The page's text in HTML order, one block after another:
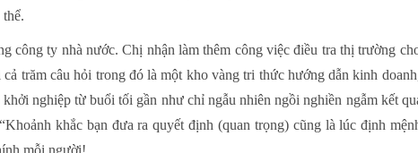
công ty nhà nước. Chị nhận làm thêm công việc điều tra thị trường
trăm câu hỏi trong đó là một kho vàng tri thức hướng dẫn kinh
nghiệp từ buổi tối gần như chỉ ngẫu nhiên ngồi nghiền ngẫm kết
khắc bạn đưa ra quyết định (quan trọng) cũng là lúc định